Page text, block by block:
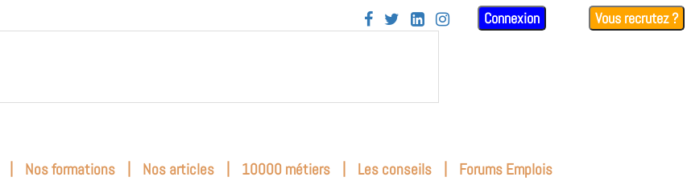
    Connexion Vous recrutez ?
| Nos formations | Nos articles | 10000 métiers | Les conseils | Forums Emplois